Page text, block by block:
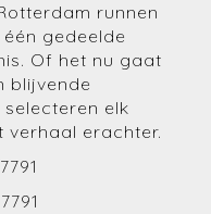
runnen
gedeelde
Of het nu gaat
blijvende
elk
verhaal erachter.